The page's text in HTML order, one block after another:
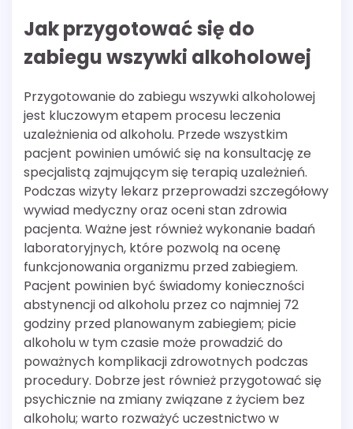
Jak przygotować się do
zabiegu wszywki alkoholowej
Przygotowanie do zabiegu wszywki alkoholowej
jest kluczowym etapem procesu leczenia
uzależnienia od alkoholu. Przede wszystkim
pacjent powinien umówić się na konsultację ze
specjalistą zajmującym się terapią uzależnień.
Podczas wizyty lekarz przeprowadzi szczegółowy
wywiad medyczny oraz oceni stan zdrowia
pacjenta. Ważne jest również wykonanie badań
laboratoryjnych, które pozwolą na ocenę
funkcjonowania organizmu przed zabiegiem.
Pacjent powinien być świadomy konieczności
abstynencji od alkoholu przez co najmniej 72
godziny przed planowanym zabiegiem; picie
alkoholu w tym czasie może prowadzić do
poważnych komplikacji zdrowotnych podczas
procedury. Dobrze jest również przygotować się
psychicznie na zmiany związane z życiem bez
alkoholu; warto rozważyć uczestnictwo w